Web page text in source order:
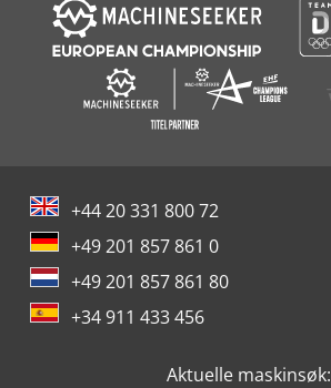
+44 20 331 800 72
+49 201 857 861 0
+49 201 857 861 80
+34 911 433 456
Aktuelle maskinsøk: